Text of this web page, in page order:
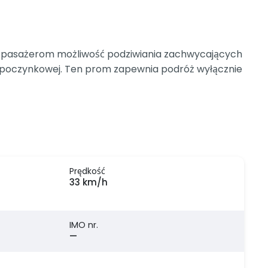
możliwość podziwiania zachwycających
Ten prom zapewnia podróż wyłącznie
Prędkość
33 km/h
IMO nr.
—